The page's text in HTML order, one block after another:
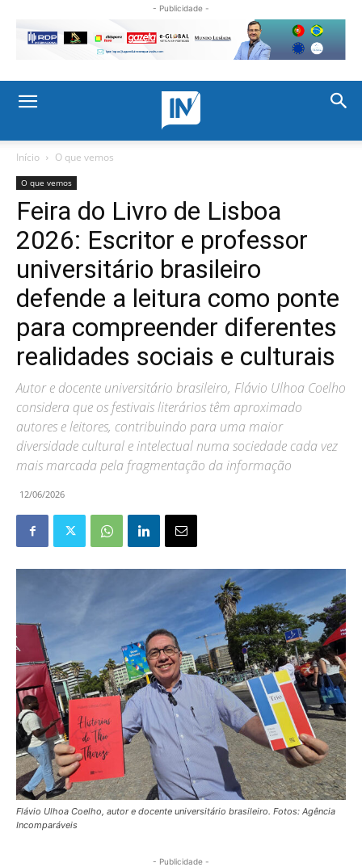
- Publicidade -
Início O que vemos
O que vemos
Feira do Livro de Lisboa
2026: Escritor e professor
universitário brasileiro
defende a leitura como ponte
para compreender diferentes
realidades sociais e culturais
Autor e docente universitário brasileiro, Flávio Ulhoa Coelho
considera que os festivais literários têm aproximado
autores e leitores, contribuindo para uma maior
diversidade cultural e intelectual numa sociedade cada vez
mais marcada pela fragmentação da informação
12/06/2026
Flávio Ulhoa Coelho, autor e docente universitário brasileiro. Fotos: Agência
Incomparáveis
- Publicidade -